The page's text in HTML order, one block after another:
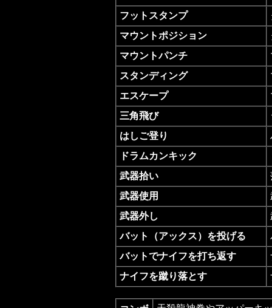
フットスタンプ
マウントポジション
マウントパンチ
スタンディング
エスケープ
三角飛び
はしご登り
ドラムカンキック
武器拾い
武器使用
武器外し
バット（アックス）を投げる
バットでナイフを打ち返す
ナイフを蹴り落とす